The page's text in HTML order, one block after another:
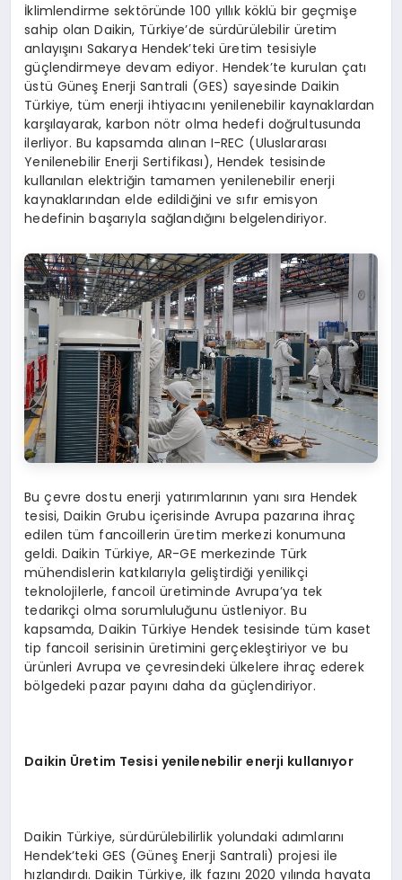
İklimlendirme sektöründe 100 yıllık köklü bir geçmişe
sahip olan Daikin, Türkiye’de sürdürülebilir üretim
anlayışını Sakarya Hendek’teki üretim tesisiyle
güçlendirmeye devam ediyor. Hendek’te kurulan çatı
üstü Güneş Enerji Santrali (GES) sayesinde Daikin
Türkiye, tüm enerji ihtiyacını yenilenebilir kaynaklardan
karşılayarak, karbon nötr olma hedefi doğrultusunda
ilerliyor. Bu kapsamda alınan I-REC (Uluslararası
Yenilenebilir Enerji Sertifikası), Hendek tesisinde
kullanılan elektriğin tamamen yenilenebilir enerji
kaynaklarından elde edildiğini ve sıfır emisyon
hedefinin başarıyla sağlandığını belgelendiriyor.
Bu çevre dostu enerji yatırımlarının yanı sıra Hendek
tesisi, Daikin Grubu içerisinde Avrupa pazarına ihraç
edilen tüm fancoillerin üretim merkezi konumuna
geldi. Daikin Türkiye, AR-GE merkezinde Türk
mühendislerin katkılarıyla geliştirdiği yenilikçi
teknolojilerle, fancoil üretiminde Avrupa’ya tek
tedarikçi olma sorumluluğunu üstleniyor. Bu
kapsamda, Daikin Türkiye Hendek tesisinde tüm kaset
tip fancoil serisinin üretimini gerçekleştiriyor ve bu
ürünleri Avrupa ve çevresindeki ülkelere ihraç ederek
bölgedeki pazar payını daha da güçlendiriyor.
Daikin Üretim Tesisi yenilenebilir enerji kullanıyor
Daikin Türkiye, sürdürülebilirlik yolundaki adımlarını
Hendek’teki GES (Güneş Enerji Santrali) projesi ile
hızlandırdı. Daikin Türkiye, ilk fazını 2020 yılında hayata